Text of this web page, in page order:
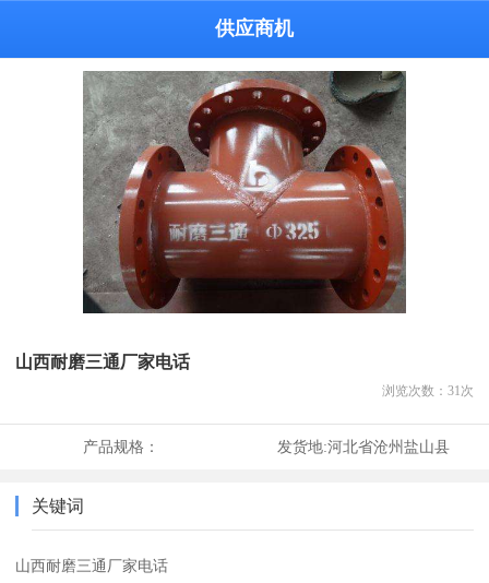
供应商机
山西耐磨三通厂家电话
浏览次数： 31 次
产品规格： 发货地:河北省沧州盐山县
关键词
山西耐磨三通厂家电话